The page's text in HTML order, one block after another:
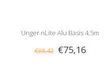
Unger nLite Alu Basis 4,5m
Telescoopsteel
€88,42 €75,16